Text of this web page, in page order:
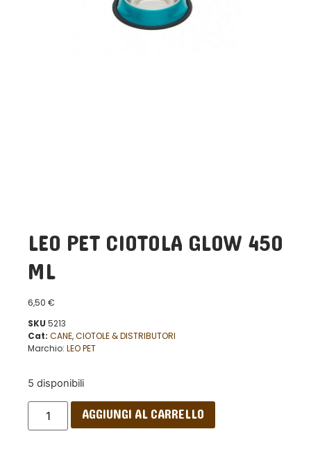
LEO PET CIOTOLA GLOW 450
ML
6,50 €
SKU 5213
Cat: CANE,CIOTOLE & DISTRIBUTORI
Marchio: LEO PET
5 disponibili
AGGIUNGI AL CARRELLO